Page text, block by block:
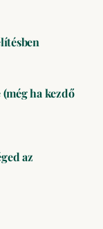
ha kezdő
az